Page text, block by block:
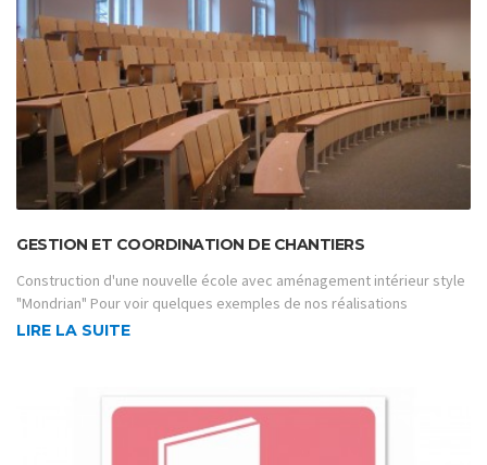
GESTION ET COORDINATION DE CHANTIERS
Construction d'une nouvelle école avec aménagement intérieur style
"Mondrian" Pour voir quelques exemples de nos réalisations
LIRE LA SUITE